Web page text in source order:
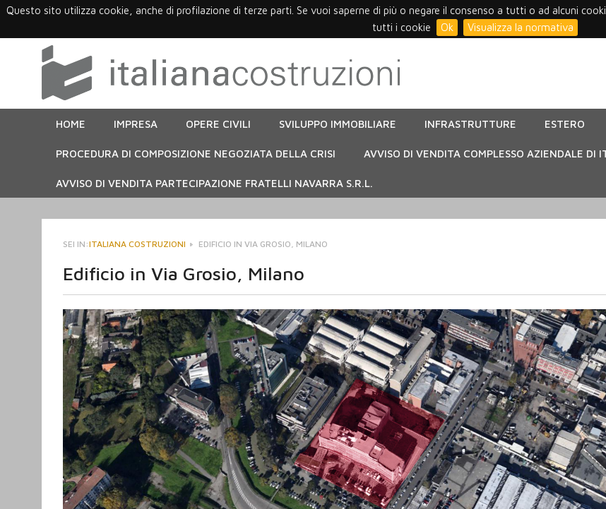
Questo sito utilizza cookie, anche di profilazione di terze parti. Se vuoi saperne di più o negare il consenso a tutti o ad alcuni
tutti i cookie
Ok Visualizza la normativa
HOME IMPRESA OPERE CIVILI SVILUPPO IMMOBILIARE INFRASTRUTTURE ESTERO
PROCEDURA DI COMPOSIZIONE NEGOZIATA DELLA CRISI AVVISO DI VENDITA COMPLESSO AZIENDALE DI
AVVISO DI VENDITA PARTECIPAZIONE FRATELLI NAVARRA S.R.L.
SEI IN:ITALIANA COSTRUZIONI EDIFICIO IN VIA GROSIO, MILANO
Edificio in Via Grosio, Milano